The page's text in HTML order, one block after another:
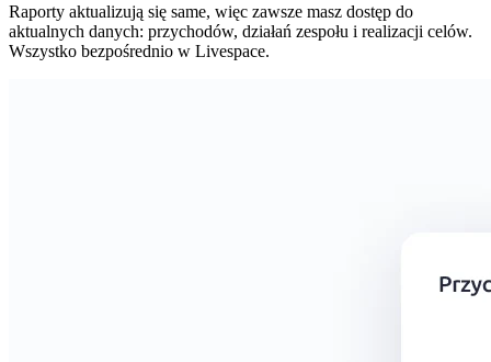
Raporty aktualizują się same, więc zawsze masz dostęp do
aktualnych danych: przychodów, działań zespołu i realizacji celów.
Wszystko bezpośrednio w Livespace.